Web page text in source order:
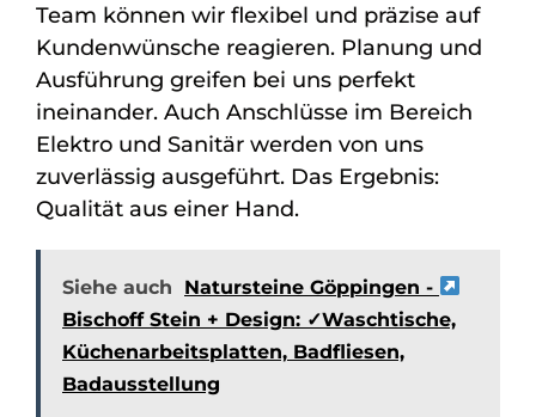
Team können wir flexibel und präzise auf
Kundenwünsche reagieren. Planung und
Ausführung greifen bei uns perfekt
ineinander. Auch Anschlüsse im Bereich
Elektro und Sanitär werden von uns
zuverlässig ausgeführt. Das Ergebnis:
Qualität aus einer Hand.
Siehe auch
Natursteine Göppingen -
Bischoff Stein + Design: ✓Waschtische,
Küchenarbeitsplatten, Badfliesen,
Badausstellung